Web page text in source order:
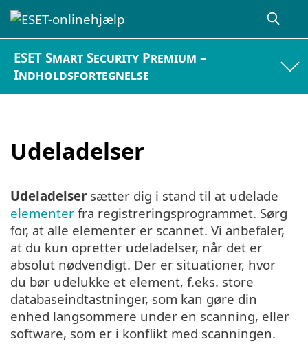
ESET Smart Security Premium –
Indholdsfortegnelse
Udeladelser
Udeladelser sætter dig i stand til at udelade
elementer fra registreringsprogrammet. Sørg
for, at alle elementer er scannet. Vi anbefaler,
at du kun opretter udeladelser, når det er
absolut nødvendigt. Der er situationer, hvor
du bør udelukke et element, f.eks. store
databaseindtastninger, som kan gøre din
enhed langsommere under en scanning, eller
software, som er i konflikt med scanningen.